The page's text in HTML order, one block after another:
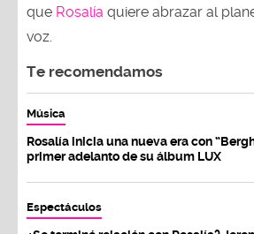
que Rosalía quiere abrazar al
voz.
Te recomendamos
Música
Rosalía inicia una nueva era con
primer adelanto de su álbum LUX
Espectáculos